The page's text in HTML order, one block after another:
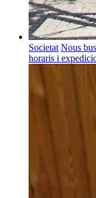
Societat Nous
horaris i